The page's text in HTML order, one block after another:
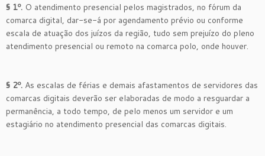
§ 1º. O atendimento presencial pelos magistrados, no fórum da
comarca digital, dar-se-á por agendamento prévio ou conforme
escala de atuação dos juízos da região, tudo sem prejuízo do pleno
atendimento presencial ou remoto na comarca polo, onde houver.
§ 2º. As escalas de férias e demais afastamentos de servidores das
comarcas digitais deverão ser elaboradas de modo a resguardar a
permanência, a todo tempo, de pelo menos um servidor e um
estagiário no atendimento presencial das comarcas digitais.